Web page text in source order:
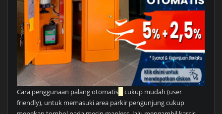
Cara penggunaan palang otomatis
cukup mudah (user
friendly), untuk memasuki area parkir pengunjung cukup